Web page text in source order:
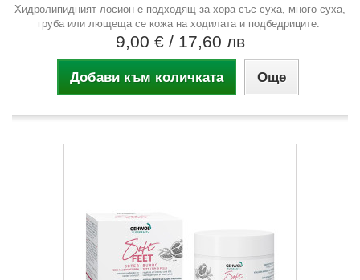
Хидролипидният лосион е подходящ за хора със суха, много суха,
груба или лющеща се кожа на ходилата и подбедриците.
9,00 € / 17,60 лв
Добави към количката Още